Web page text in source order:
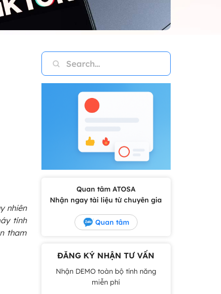
nhiên
tính
tham
Quan tâm ATOSA
Nhận ngay tài liệu từ chuyên gia
Quan tâm
ĐĂNG KÝ NHẬN TƯ VẤN
Nhận DEMO toàn bộ tính năng
miễn phí